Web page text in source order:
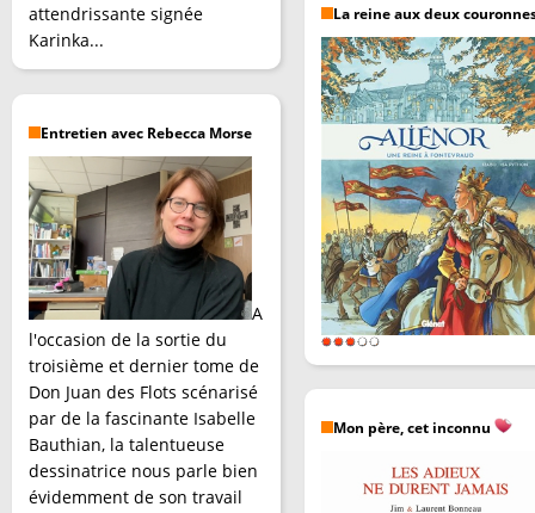
attendrissante signée
Karinka...
Entretien avec Rebecca Morse
A
l'occasion de la sortie du
troisième et dernier tome de
Don Juan des Flots scénarisé
par de la fascinante Isabelle
Bauthian, la talentueuse
dessinatrice nous parle bien
évidemment de son travail
La reine aux deux
Mon père, cet inconnu